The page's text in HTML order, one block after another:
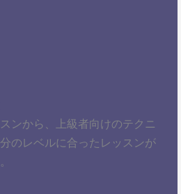
ンから、上級者向けのテクニ
のレベルに合ったレッスンが